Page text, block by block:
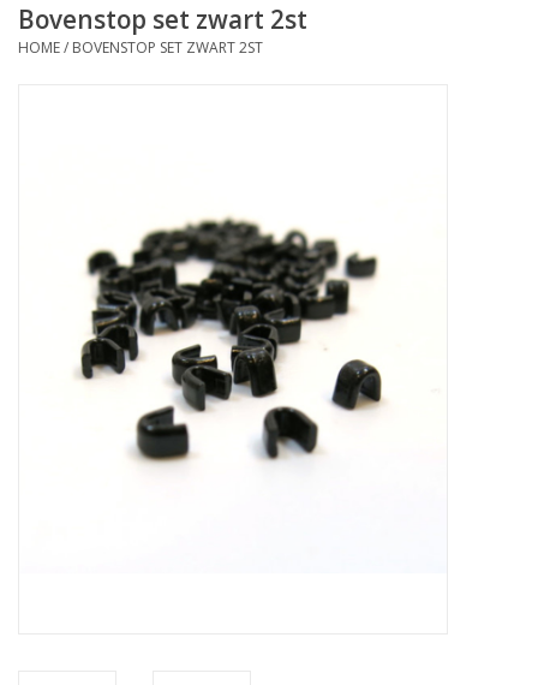
FAQ
Bovenstop set zwart 2st
HOME/ BOVENSTOP SET ZWART 2ST